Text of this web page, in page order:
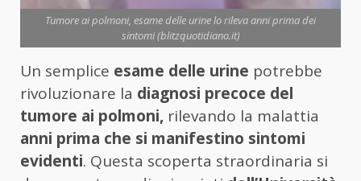
Tumore ai polmoni, esame delle urine lo rileva anni prima dei
sintomi (blitzquotidiano.it)
Un semplice esame delle urine potrebbe
rivoluzionare la diagnosi precoce del
tumore ai polmoni, rilevando la malattia
anni prima che si manifestino sintomi
evidenti. Questa scoperta straordinaria si